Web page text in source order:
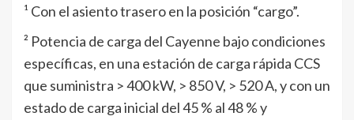
¹ Con el asiento trasero en la posición “cargo”.
² Potencia de carga del Cayenne bajo condiciones
específicas, en una estación de carga rápida CCS
que suministra > 400 kW, > 850 V, > 520 A, y con un
estado de carga inicial del 45 % al 48 % y